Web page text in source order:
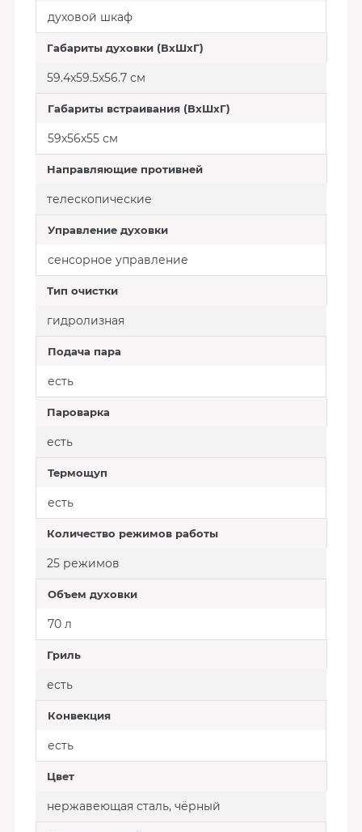
духовой шкаф
Габариты духовки (ВxШxГ)
59.4x59.5x56.7 см
Габариты встраивания (ВxШxГ)
59x56x55 см
Направляющие противней
телескопические
Управление духовки
сенсорное управление
Тип очистки
гидролизная
Подача пара
есть
Пароварка
есть
Термощуп
есть
Количество режимов работы
25 режимов
Объем духовки
70 л
Гриль
есть
Конвекция
есть
Цвет
нержавеющая сталь, чёрный